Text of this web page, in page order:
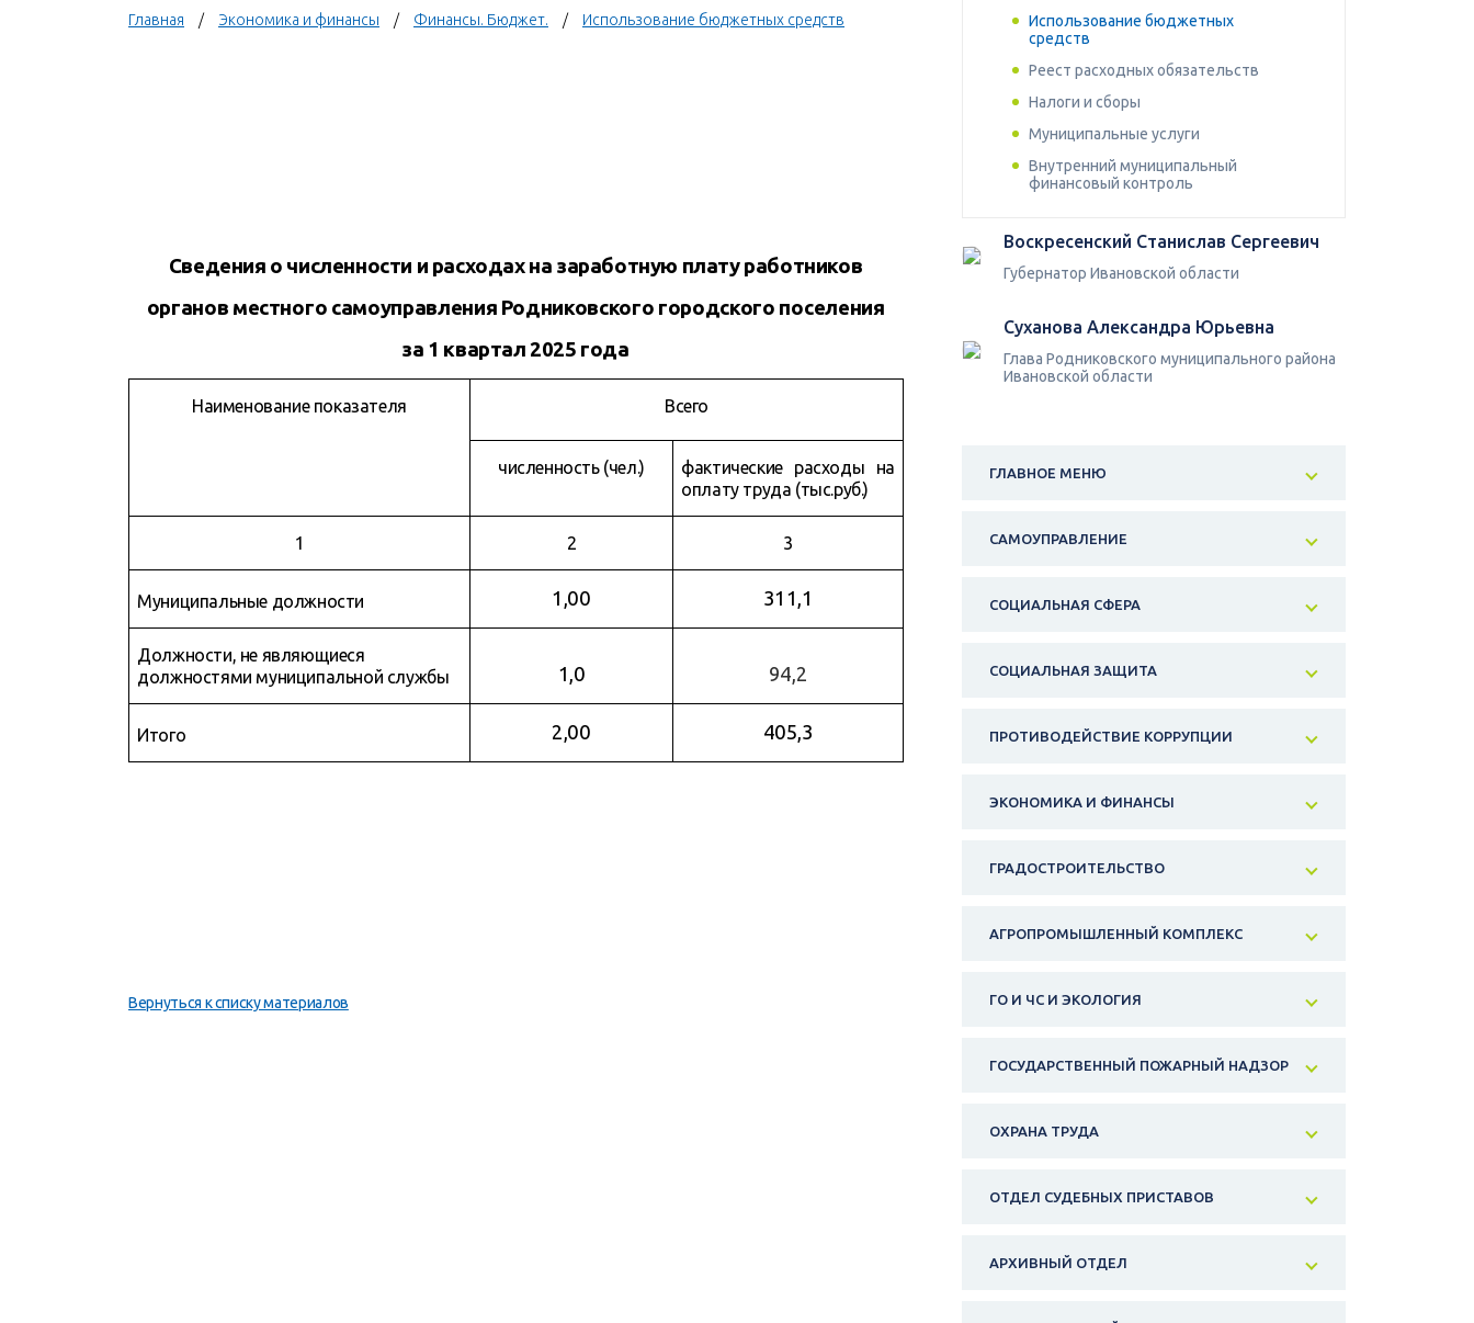
Главная Экономика и финансы Финансы. Бюджет. Использование бюджетных средств
Сведения о численности и расходах на заработную плату работников
органов местного самоуправления Родниковского городского поселения
за 1 квартал 2025 года
Наименование показателя Всего
численность (чел.)
фактические расходы на
оплату труда (тыс.руб.)
1 2 3
Муниципальные должности 1,00 311,1
Должности, не являющиеся
должностями муниципальной службы
1,0 94,2
Итого 2,00 405,3
Вернуться к списку материалов
Использование бюджетных
средств
Реест расходных обязательств
Налоги и сборы
Муниципальные услуги
Внутренний муниципальный
финансовый контроль
Воскресенский Станислав Сергеевич
Губернатор Ивановской области
Суханова Александра Юрьевна
Глава Родниковского муниципального района
Ивановской области
ГЛАВНОЕ МЕНЮ
САМОУПРАВЛЕНИЕ
СОЦИАЛЬНАЯ СФЕРА
СОЦИАЛЬНАЯ ЗАЩИТА
ПРОТИВОДЕЙСТВИЕ КОРРУПЦИИ
ЭКОНОМИКА И ФИНАНСЫ
ГРАДОСТРОИТЕЛЬСТВО
АГРОПРОМЫШЛЕННЫЙ КОМПЛЕКС
ГО И ЧС И ЭКОЛОГИЯ
ГОСУДАРСТВЕННЫЙ ПОЖАРНЫЙ НАДЗОР
ОХРАНА ТРУДА
ОТДЕЛ СУДЕБНЫХ ПРИСТАВОВ
АРХИВНЫЙ ОТДЕЛ